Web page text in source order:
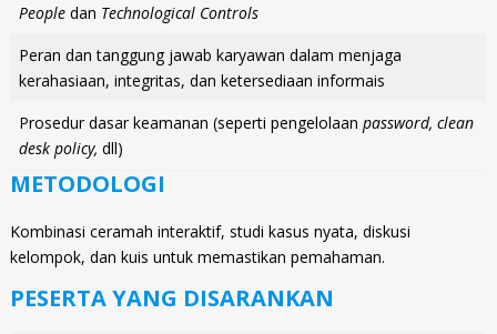
People dan Technological Controls
Peran dan tanggung jawab karyawan dalam menjaga
kerahasiaan, integritas, dan ketersediaan informais
Prosedur dasar keamanan (seperti pengelolaan password, clean
desk policy, dll)
METODOLOGI
Kombinasi ceramah interaktif, studi kasus nyata, diskusi
kelompok, dan kuis untuk memastikan pemahaman.
PESERTA YANG DISARANKAN